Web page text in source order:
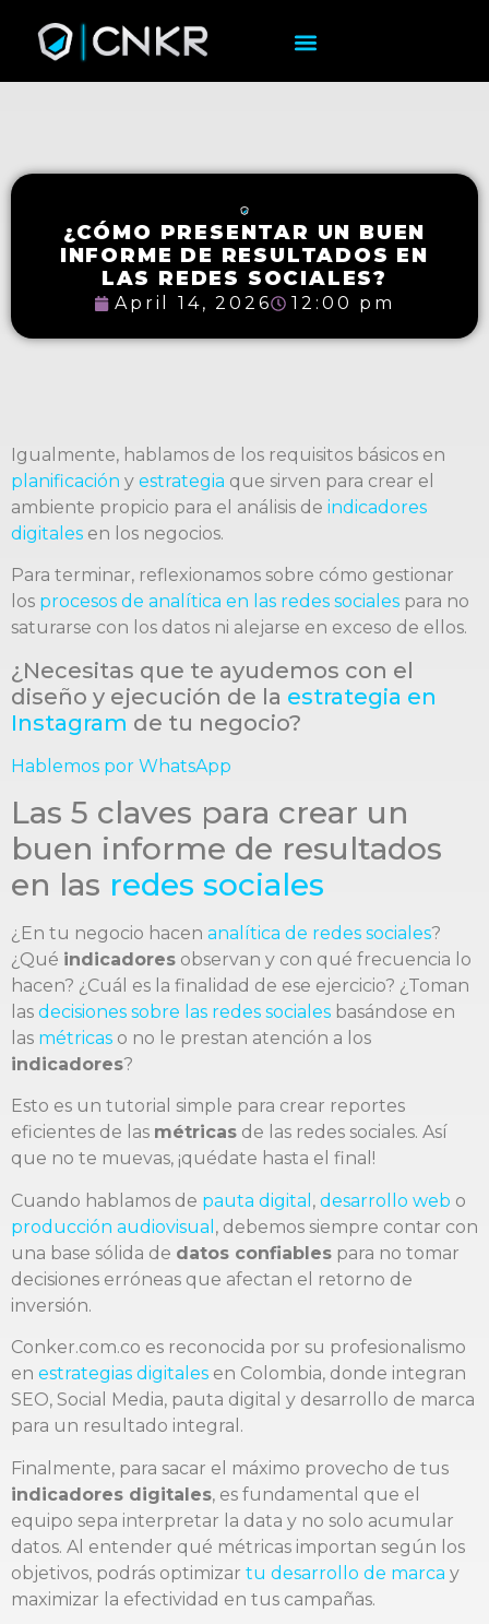
¿CÓMO PRESENTAR UN BUEN
INFORME DE RESULTADOS EN
LAS REDES SOCIALES?
April 14, 2026 12:00 pm
Igualmente, hablamos de los requisitos básicos en
planificación y estrategia que sirven para crear el
ambiente propicio para el análisis de indicadores
digitales en los negocios.
Para terminar, reflexionamos sobre cómo gestionar
los procesos de analítica en las redes sociales para no
saturarse con los datos ni alejarse en exceso de ellos.
¿Necesitas que te ayudemos con el
diseño y ejecución de la estrategia en
Instagram de tu negocio?
Hablemos por WhatsApp
Las 5 claves para crear un
buen informe de resultados
en las redes sociales
¿En tu negocio hacen analítica de redes sociales?
¿Qué indicadores observan y con qué frecuencia lo
hacen? ¿Cuál es la finalidad de ese ejercicio? ¿Toman
las decisiones sobre las redes sociales basándose en
las métricas o no le prestan atención a los
indicadores?
Esto es un tutorial simple para crear reportes
eficientes de las métricas de las redes sociales. Así
que no te muevas, ¡quédate hasta el final!
Cuando hablamos de pauta digital , desarrollo web o
producción audiovisual , debemos siempre contar con
una base sólida de datos confiables para no tomar
decisiones erróneas que afectan el retorno de
inversión.
Conker.com.co es reconocida por su profesionalismo
en estrategias digitales en Colombia, donde integran
SEO, Social Media, pauta digital y desarrollo de marca
para un resultado integral.
Finalmente, para sacar el máximo provecho de tus
indicadores digitales, es fundamental que el
equipo sepa interpretar la data y no solo acumular
datos. Al entender qué métricas importan según los
objetivos, podrás optimizar tu desarrollo de marca y
maximizar la efectividad en tus campañas.